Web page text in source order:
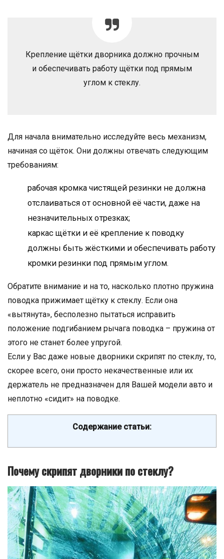
Крепление щётки дворника должно прочным
и обеспечивать работу щётки под прямым
углом к стеклу.
Для начала внимательно исследуйте весь механизм,
начиная со щёток. Они должны отвечать следующим
требованиям:
рабочая кромка чистящей резинки не должна
отслаиваться от основной её части, даже на
незначительных отрезках;
каркас щётки и её крепление к поводку
должны быть жёсткими и обеспечивать работу
кромки резинки под прямым углом.
Обратите внимание и на то, насколько плотно пружина
поводка прижимает щётку к стеклу. Если она
«вытянута», бесполезно пытаться исправить
положение подгибанием рычага поводка – пружина от
этого не станет более упругой.
Если у Вас даже новые дворники скрипят по стеклу, то,
скорее всего, они просто некачественные или их
держатель не предназначен для Вашей модели авто и
неплотно «сидит» на поводке.
Содержание статьи:
Почему скрипят дворники по стеклу?